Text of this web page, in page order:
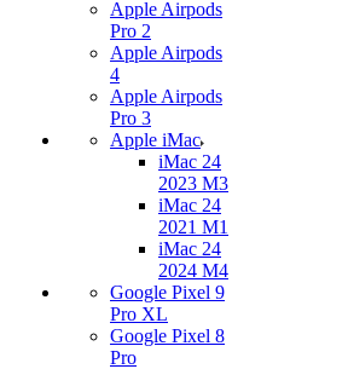
Apple Airpods
Pro 2
Apple Airpods
4
Apple Airpods
Pro 3
Apple iMac
iMac 24
2023 M3
iMac 24
2021 M1
iMac 24
2024 M4
Google Pixel 9
Pro XL
Google Pixel 8
Pro